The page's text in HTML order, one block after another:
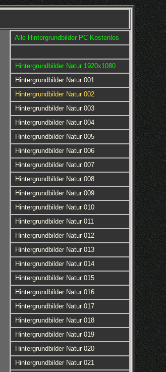
Alle Hintergrundbilder PC Kostenlos
Hintergrundbilder Natur 1920x1080
Hintergrundbilder Natur 001
Hintergrundbilder Natur 002
Hintergrundbilder Natur 003
Hintergrundbilder Natur 004
Hintergrundbilder Natur 005
Hintergrundbilder Natur 006
Hintergrundbilder Natur 007
Hintergrundbilder Natur 008
Hintergrundbilder Natur 009
Hintergrundbilder Natur 010
Hintergrundbilder Natur 011
Hintergrundbilder Natur 012
Hintergrundbilder Natur 013
Hintergrundbilder Natur 014
Hintergrundbilder Natur 015
Hintergrundbilder Natur 016
Hintergrundbilder Natur 017
Hintergrundbilder Natur 018
Hintergrundbilder Natur 019
Hintergrundbilder Natur 020
Hintergrundbilder Natur 021